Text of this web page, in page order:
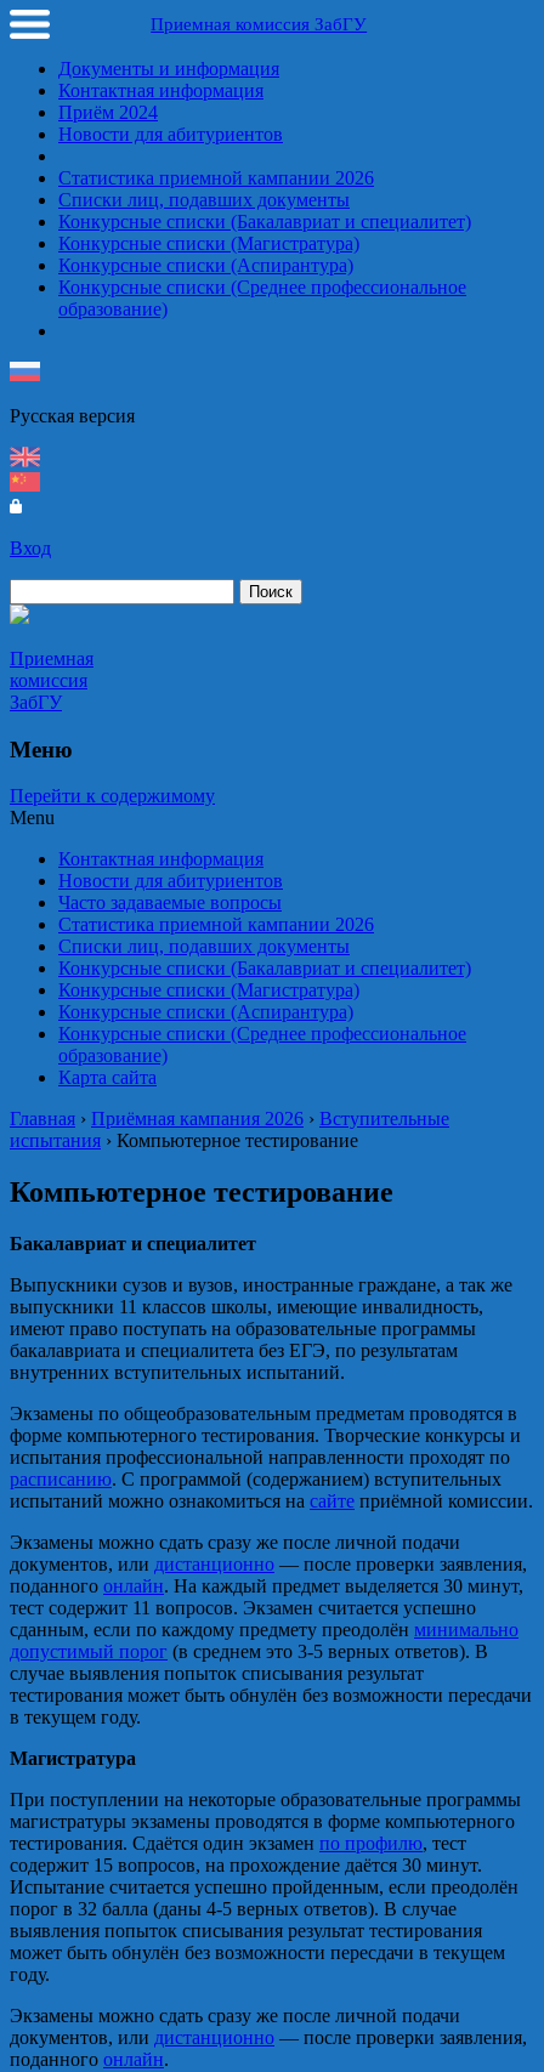
Приемная комиссия ЗабГУ
Документы и информация
Контактная информация
Приём 2024
Новости для абитуриентов
Статистика приемной кампании 2026
Списки лиц, подавших документы
Конкурсные списки (Бакалавриат и специалитет)
Конкурсные списки (Магистратура)
Конкурсные списки (Аспирантура)
Конкурсные списки (Среднее профессиональное
образование)
Русская верcия
Вход
Приемная комиссия ЗабГУ
Приемная
комиссия
ЗабГУ
Меню
Перейти к содержимому
Menu
Контактная информация
Новости для абитуриентов
Часто задаваемые вопросы
Статистика приемной кампании 2026
Списки лиц, подавших документы
Конкурсные списки (Бакалавриат и специалитет)
Конкурсные списки (Магистратура)
Конкурсные списки (Аспирантура)
Конкурсные списки (Среднее профессиональное
образование)
Карта сайта
Главная › Приёмная кампания 2026 › Вступительные
испытания › Компьютерное тестирование
Компьютерное тестирование
Бакалавриат и специалитет
Выпускники сузов и вузов, иностранные граждане, а так же
выпускники 11 классов школы, имеющие инвалидность,
имеют право поступать на образовательные программы
бакалавриата и специалитета без ЕГЭ, по результатам
внутренних вступительных испытаний.
Экзамены по общеобразовательным предметам проводятся в
форме компьютерного тестирования. Творческие конкурсы и
испытания профессиональной направленности проходят по
расписанию. С программой (содержанием) вступительных
испытаний можно ознакомиться на сайте приёмной комиссии.
Экзамены можно сдать сразу же после личной подачи
документов, или дистанционно — после проверки заявления,
поданного онлайн. На каждый предмет выделяется 30 минут,
тест содержит 11 вопросов. Экзамен считается успешно
сданным, если по каждому предмету преодолён минимально
допустимый порог (в среднем это 3-5 верных ответов). В
случае выявления попыток списывания результат
тестирования может быть обнулён без возможности пересдачи
в текущем году.
Магистратура
При поступлении на некоторые образовательные программы
магистратуры экзамены проводятся в форме компьютерного
тестирования. Сдаётся один экзамен по профилю, тест
содержит 15 вопросов, на прохождение даётся 30 минут.
Испытание считается успешно пройденным, если преодолён
порог в 32 балла (даны 4-5 верных ответов). В случае
выявления попыток списывания результат тестирования
может быть обнулён без возможности пересдачи в текущем
году.
Экзамены можно сдать сразу же после личной подачи
документов, или дистанционно — после проверки заявления,
поданного онлайн.